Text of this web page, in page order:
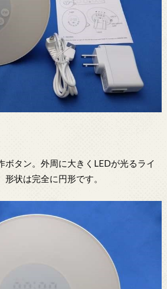
ボタン。外周に大きくLEDが光るライ
形状は完全に円形です。